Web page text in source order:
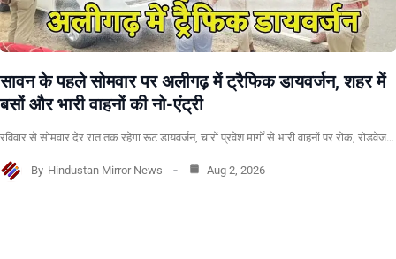
सावन के पहले सोमवार पर अलीगढ़ में ट्रैफिक डायवर्जन, शहर में
बसों और भारी वाहनों की नो-एंट्री
रविवार से सोमवार देर रात तक रहेगा रूट डायवर्जन, चारों प्रवेश मार्गों से भारी वाहनों पर रोक, रोडवेज…
By Hindustan Mirror News Aug 2, 2026